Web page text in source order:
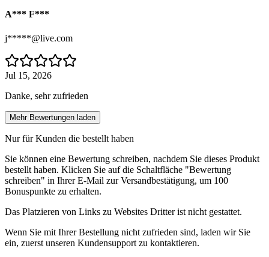
A*** F***
j*****@live.com
Jul 15, 2026
Danke, sehr zufrieden
Mehr Bewertungen laden
Nur für Kunden die bestellt haben
Sie können eine Bewertung schreiben, nachdem Sie dieses Produkt
bestellt haben. Klicken Sie auf die Schaltfläche "Bewertung
schreiben" in Ihrer E-Mail zur Versandbestätigung, um 100
Bonuspunkte zu erhalten.
Das Platzieren von Links zu Websites Dritter ist nicht gestattet.
Wenn Sie mit Ihrer Bestellung nicht zufrieden sind, laden wir Sie
ein, zuerst unseren Kundensupport zu kontaktieren.